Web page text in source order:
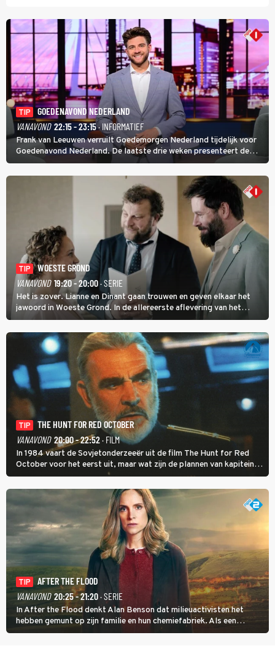
TIP
GOEDENAVOND NEDERLAND
VANAVOND 22:15 - 23:15· INFORMATIEF
Frank van Leeuwen verruilt Goedemorgen Nederland tijdelijk voor
Goedenavond Nederland. De laatste drie weken presenteert de
journalist en De Slimste Mens-winnaar deze avondtalkshow om en
om met Sam Hagens, die er al vanaf het begin bij is.
TIP
WOESTE GROND
VANAVOND 19:20 - 20:00· SERIE
Het is zover. Lianne en Dinant gaan trouwen en geven elkaar het
jawoord in Woeste Grond. In de allereerste aflevering van het
eerste seizoen kwam Lianne vanuit de Randstad naar Twente. Daar
is ze inmiddels helemaal op haar plek.
TIP
THE HUNT FOR RED OCTOBER
VANAVOND 20:00 - 22:52· FILM
In 1984 vaart de Sovjetonderzeeër uit de film The Hunt for Red
October voor het eerst uit, maar wat zijn de plannen van kapitein
Marko Ramius?
TIP
AFTER THE FLOOD
VANAVOND 20:25 - 21:20· SERIE
In After the Flood denkt Alan Benson dat milieuactivisten het
hebben gemunt op zijn familie en hun chemiefabriek. Als een
brandende boodschap in het veen de boel op scherp zet, besluit